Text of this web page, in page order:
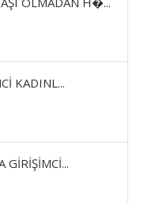
KADINL...
GİRİŞİMCİ...